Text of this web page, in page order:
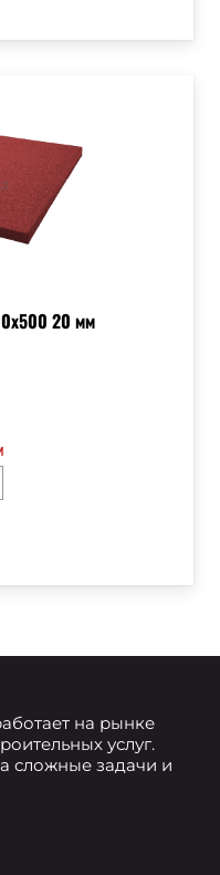
20 мм
на рынке
услуг.
сложные задачи и